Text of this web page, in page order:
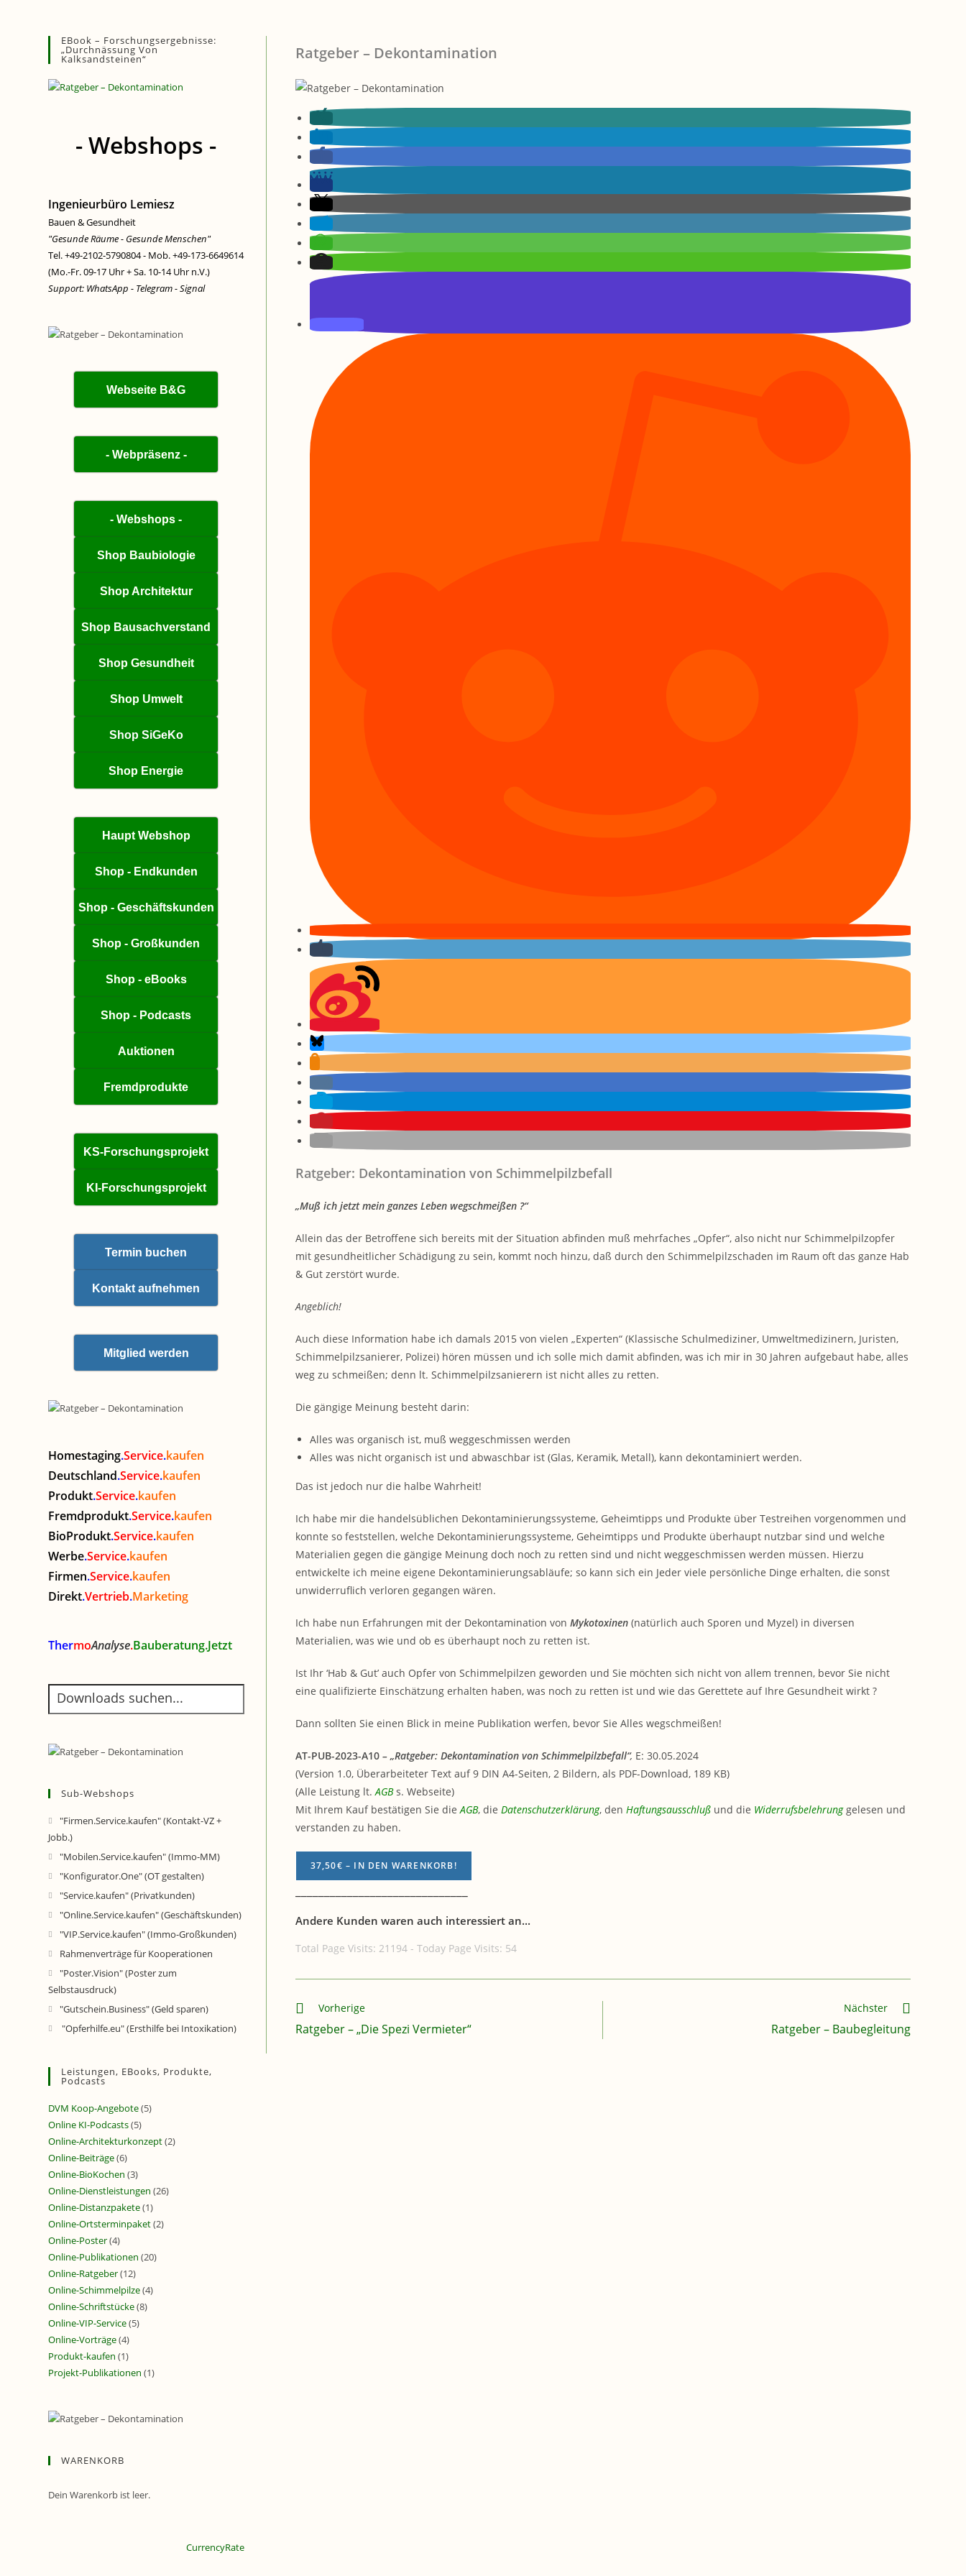
Ratgeber – Dekontamination
Ratgeber: Dekontamination von Schimmelpilzbefall
„Muß ich jetzt mein ganzes Leben wegschmeißen ?“
Allein das der Betroffene sich bereits mit der Situation abfinden muß mehrfaches „Opfer“, also nicht nur Schimmelpilzopfer
mit gesundheitlicher Schädigung zu sein, kommt noch hinzu, daß durch den Schimmelpilzschaden im Raum oft das ganze Hab
& Gut zerstört wurde.
Angeblich!
Auch diese Information habe ich damals 2015 von vielen „Experten“ (Klassische Schulmediziner, Umweltmedizinern, Juristen,
Schimmelpilzsanierer, Polizei) hören müssen und ich solle mich damit abfinden, was ich mir in 30 Jahren aufgebaut habe, alles
weg zu schmeißen; denn lt. Schimmelpilzsanierern ist nicht alles zu retten.
Die gängige Meinung besteht darin:
Alles was organisch ist, muß weggeschmissen werden
Alles was nicht organisch ist und abwaschbar ist (Glas, Keramik, Metall), kann dekontaminiert werden.
Das ist jedoch nur die halbe Wahrheit!
Ich habe mir die handelsüblichen Dekontaminierungssysteme, Geheimtipps und Produkte über Testreihen vorgenommen und
konnte so feststellen, welche Dekontaminierungssysteme, Geheimtipps und Produkte überhaupt nutzbar sind und welche
Materialien gegen die gängige Meinung doch noch zu retten sind und nicht weggeschmissen werden müssen. Hierzu
entwickelte ich meine eigene Dekontaminierungsabläufe; so kann sich ein Jeder viele persönliche Dinge erhalten, die sonst
unwiderruflich verloren gegangen wären.
Ich habe nun Erfahrungen mit der Dekontamination von Mykotoxinen (natürlich auch Sporen und Myzel) in diversen
Materialien, was wie und ob es überhaupt noch zu retten ist.
Ist Ihr ‘Hab & Gut’ auch Opfer von Schimmelpilzen geworden und Sie möchten sich nicht von allem trennen, bevor Sie nicht
eine qualifizierte Einschätzung erhalten haben, was noch zu retten ist und wie das Gerettete auf Ihre Gesundheit wirkt ?
Dann sollten Sie einen Blick in meine Publikation werfen, bevor Sie Alles wegschmeißen!
AT-PUB-2023-A10 – „Ratgeber: Dekontamination von Schimmelpilzbefall“, E: 30.05.2024
(Version 1.0, Überarbeiteter Text auf 9 DIN A4-Seiten, 2 Bildern, als PDF-Download, 189 KB)
(Alle Leistung lt.AGBs. Webseite)
Mit Ihrem Kauf bestätigen Sie dieAGB, die Datenschutzerklärung, den Haftungsausschlußund die Widerrufsbelehrunggelesen und
verstanden zu haben.
37,50€ – IN DEN WARENKORB!
Andere Kunden waren auch interessiert an...
Total Page Visits: 21194 - Today Page Visits: 54
Weiterlesen
Vorherige
Ratgeber – „Die Spezi Vermieter“
Nächster
Ratgeber – Baubegleitung
EBook – Forschungsergebnisse:
„Durchnässung Von
Kalksandsteinen“
- Webshops -
Ingenieurbüro Lemiesz
Bauen & Gesundheit
"Gesunde Räume - Gesunde Menschen"
Tel. +49-2102-5790804 - Mob. +49-173-6649614
(Mo.-Fr. 09-17 Uhr + Sa. 10-14 Uhr n.V.)
Support: WhatsApp - Telegram - Signal
Webseite B&G
- Webpräsenz -
- Webshops -
Shop Baubiologie
Shop Architektur
Shop Bausachverstand
Shop Gesundheit
Shop Umwelt
Shop SiGeKo
Shop Energie
Haupt Webshop
Shop - Endkunden
Shop - Geschäftskunden
Shop - Großkunden
Shop - eBooks
Shop - Podcasts
Auktionen
Fremdprodukte
KS-Forschungsprojekt
KI-Forschungsprojekt
Termin buchen
Kontakt aufnehmen
Mitglied werden
Homestaging.Service.kaufen
Deutschland.Service.kaufen
Produkt.Service.kaufen
Fremdprodukt.Service.kaufen
BioProdukt.Service.kaufen
Werbe.Service.kaufen
Firmen.Service.kaufen
Direkt.Vertrieb.Marketing
ThermoAnalyse.Bauberatung.Jetzt
Sub-Webshops
"Firmen.Service.kaufen" (Kontakt-VZ +
Jobb.)
"Mobilen.Service.kaufen" (Immo-MM)
"Konfigurator.One" (OT gestalten)
"Service.kaufen" (Privatkunden)
"Online.Service.kaufen" (Geschäftskunden)
"VIP.Service.kaufen" (Immo-Großkunden)
Rahmenverträge für Kooperationen
"Poster.Vision" (Poster zum
Selbstausdruck)
"Gutschein.Business" (Geld sparen)
"Opferhilfe.eu" (Ersthilfe bei Intoxikation)
Leistungen, EBooks, Produkte,
Podcasts
DVM Koop-Angebote(5)
Online KI-Podcasts(5)
Online-Architekturkonzept(2)
Online-Beiträge(6)
Online-BioKochen (3)
Online-Dienstleistungen (26)
Online-Distanzpakete(1)
Online-Ortsterminpaket(2)
Online-Poster(4)
Online-Publikationen (20)
Online-Ratgeber(12)
Online-Schimmelpilze(4)
Online-Schriftstücke(8)
Online-VIP-Service(5)
Online-Vorträge(4)
Produkt-kaufen (1)
Projekt-Publikationen (1)
WARENKORB
Dein Warenkorb ist leer.
CurrencyRate